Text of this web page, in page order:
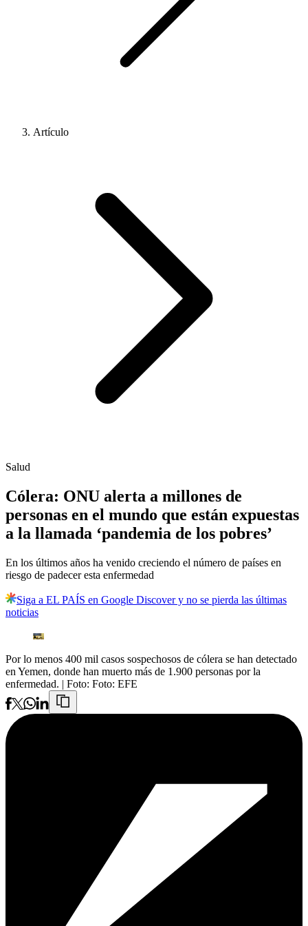
Artículo
Salud
Cólera: ONU alerta a millones de
personas en el mundo que están expuestas
a la llamada ‘pandemia de los pobres’
En los últimos años ha venido creciendo el número de países en
riesgo de padecer esta enfermedad
Siga a EL PAÍS en Google Discover y no se pierda las últimas
noticias
Por lo menos 400 mil casos sospechosos de cólera se han detectado
en Yemen, donde han muerto más de 1.900 personas por la
enfermedad. | Foto: Foto: EFE